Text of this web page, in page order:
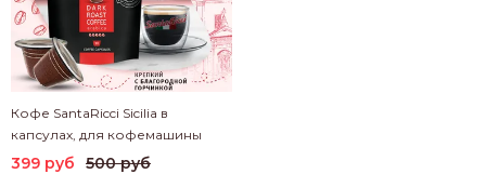
Кофе SantaRicci Sicilia в
капсулах, для кофемашины
Nespresso, 10 шт
399 руб 500 руб